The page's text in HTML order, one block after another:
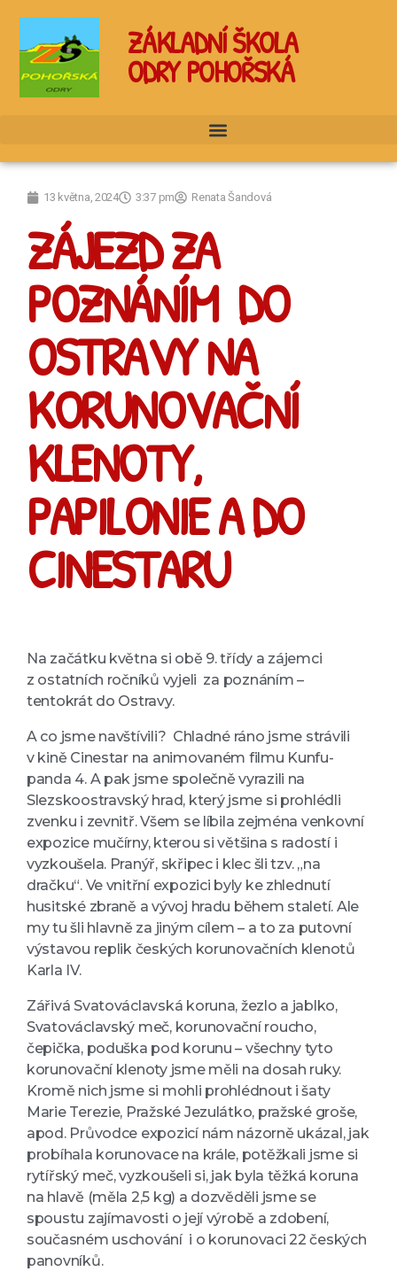
ZÁKLADNÍ ŠKOLA
ODRY POHOŘSKÁ
13 května, 2024 3:37 pm Renata Šandová
ZÁJEZD ZA
POZNÁNÍM DO
OSTRAVY NA
KORUNOVAČNÍ
KLENOTY,
PAPILONIE A DO
CINESTARU
Na začátku května si obě 9. třídy a zájemci
z ostatních ročníků vyjeli za poznáním –
tentokrát do Ostravy.
A co jsme navštívili? Chladné ráno jsme strávili
v kině Cinestar na animovaném filmu Kunfu-
panda 4. A pak jsme společně vyrazili na
Slezskoostravský hrad, který jsme si prohlédli
zvenku i zevnitř. Všem se líbila zejména venkovní
expozice mučírny, kterou si většina s radostí i
vyzkoušela. Pranýř, skřipec i klec šli tzv. „na
dračku“. Ve vnitřní expozici byly ke zhlednutí
husitské zbraně a vývoj hradu během staletí. Ale
my tu šli hlavně za jiným cílem – a to za putovní
výstavou replik českých korunovačních klenotů
Karla IV.
Zářivá Svatováclavská koruna, žezlo a jablko,
Svatováclavský meč, korunovační roucho,
čepička, poduška pod korunu – všechny tyto
korunovační klenoty jsme měli na dosah ruky.
Kromě nich jsme si mohli prohlédnout i šaty
Marie Terezie, Pražské Jezulátko, pražské groše,
apod. Průvodce expozicí nám názorně ukázal, jak
probíhala korunovace na krále, potěžkali jsme si
rytířský meč, vyzkoušeli si, jak byla těžká koruna
na hlavě (měla 2,5 kg) a dozvěděli jsme se
spoustu zajímavosti o její výrobě a zdobení,
současném uschování i o korunovaci 22 českých
panovníků.